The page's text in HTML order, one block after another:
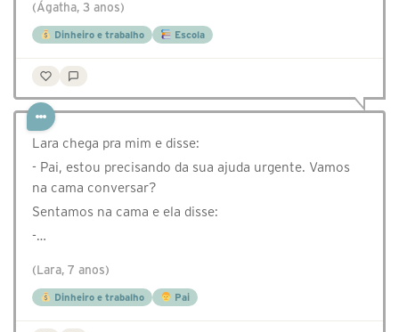
(Ágatha, 3 anos)
Dinheiro e trabalho Escola
Lara chega pra mim e disse:
- Pai, estou precisando da sua ajuda urgente. Vamos
na cama conversar?
Sentamos na cama e ela disse:
-…
(Lara, 7 anos)
Dinheiro e trabalho Pai